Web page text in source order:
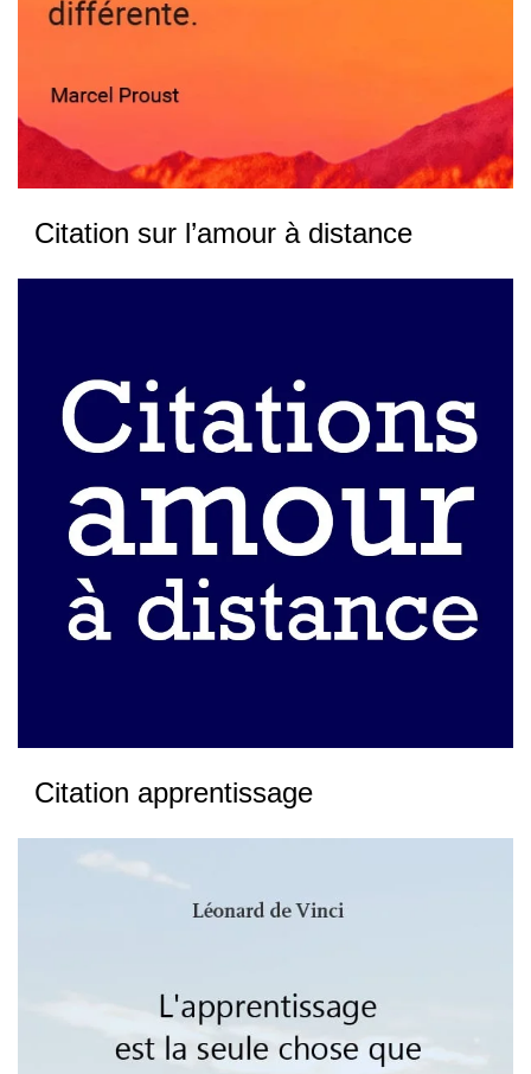
Citation sur l’amour à distance
Citation apprentissage